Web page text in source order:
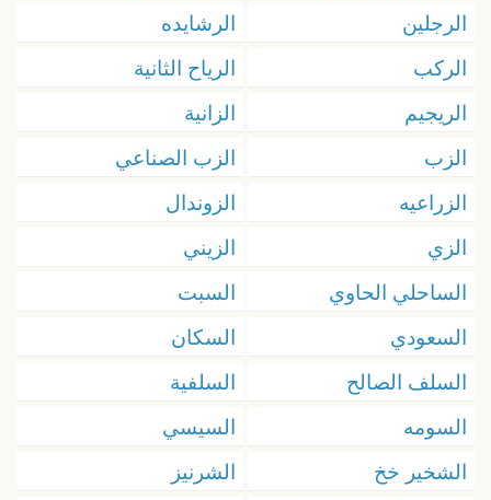
الرجلين
الرشايده
الركب
الرياح الثانية
الريجيم
الزانية
الزب
الزب الصناعي
الزراعيه
الزوندال
الزي
الزيني
الساحلي الحاوي
السبت
السعودي
السكان
السلف الصالح
السلفية
السومه
السيسي
الشخير خخ
الشرنيز